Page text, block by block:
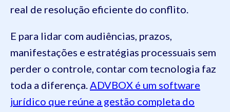
real de resolução eficiente do conflito.
E para lidar com audiências, prazos,
manifestações e estratégias processuais sem
perder o controle, contar com tecnologia faz
toda a diferença.ADVBOX é um software
jurídico que reúne a gestão completa do